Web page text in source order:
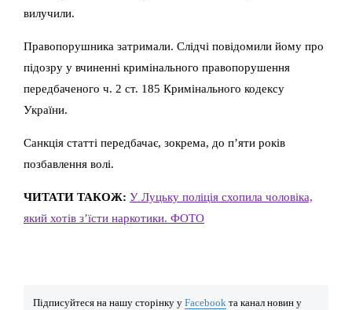
вилучили.
Правопорушника затримали. Слідчі повідомили йому про
підозру у вчиненні кримінального правопорушення
передбаченого ч. 2 ст. 185 Кримінального кодексу
України.
Санкція статті передбачає, зокрема, до п’яти років
позбавлення волі.
ЧИТАТИ ТАКОЖ: У Луцьку поліція схопила чоловіка,
який хотів з’їсти наркотики. ФОТО
Підписуйтеся на нашу сторінку у Facebook та канал новин у